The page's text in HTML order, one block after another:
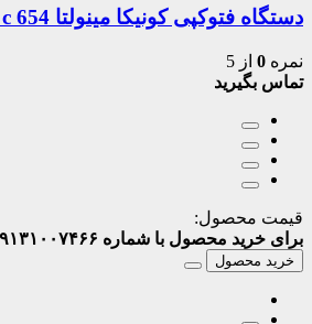
دستگاه فتوکپی کونیکا مینولتا Konica Minolta c 654
نمره 0 از 5
تماس بگیرید
قیمت محصول:
برای خرید محصول با شماره ۰۹۱۳۱۰۰۷۴۶۶ تماس بگیرید
خرید محصول